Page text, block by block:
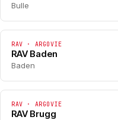
Bulle
RAV · ARGOVIE
RAV Baden
Baden
RAV · ARGOVIE
RAV Brugg